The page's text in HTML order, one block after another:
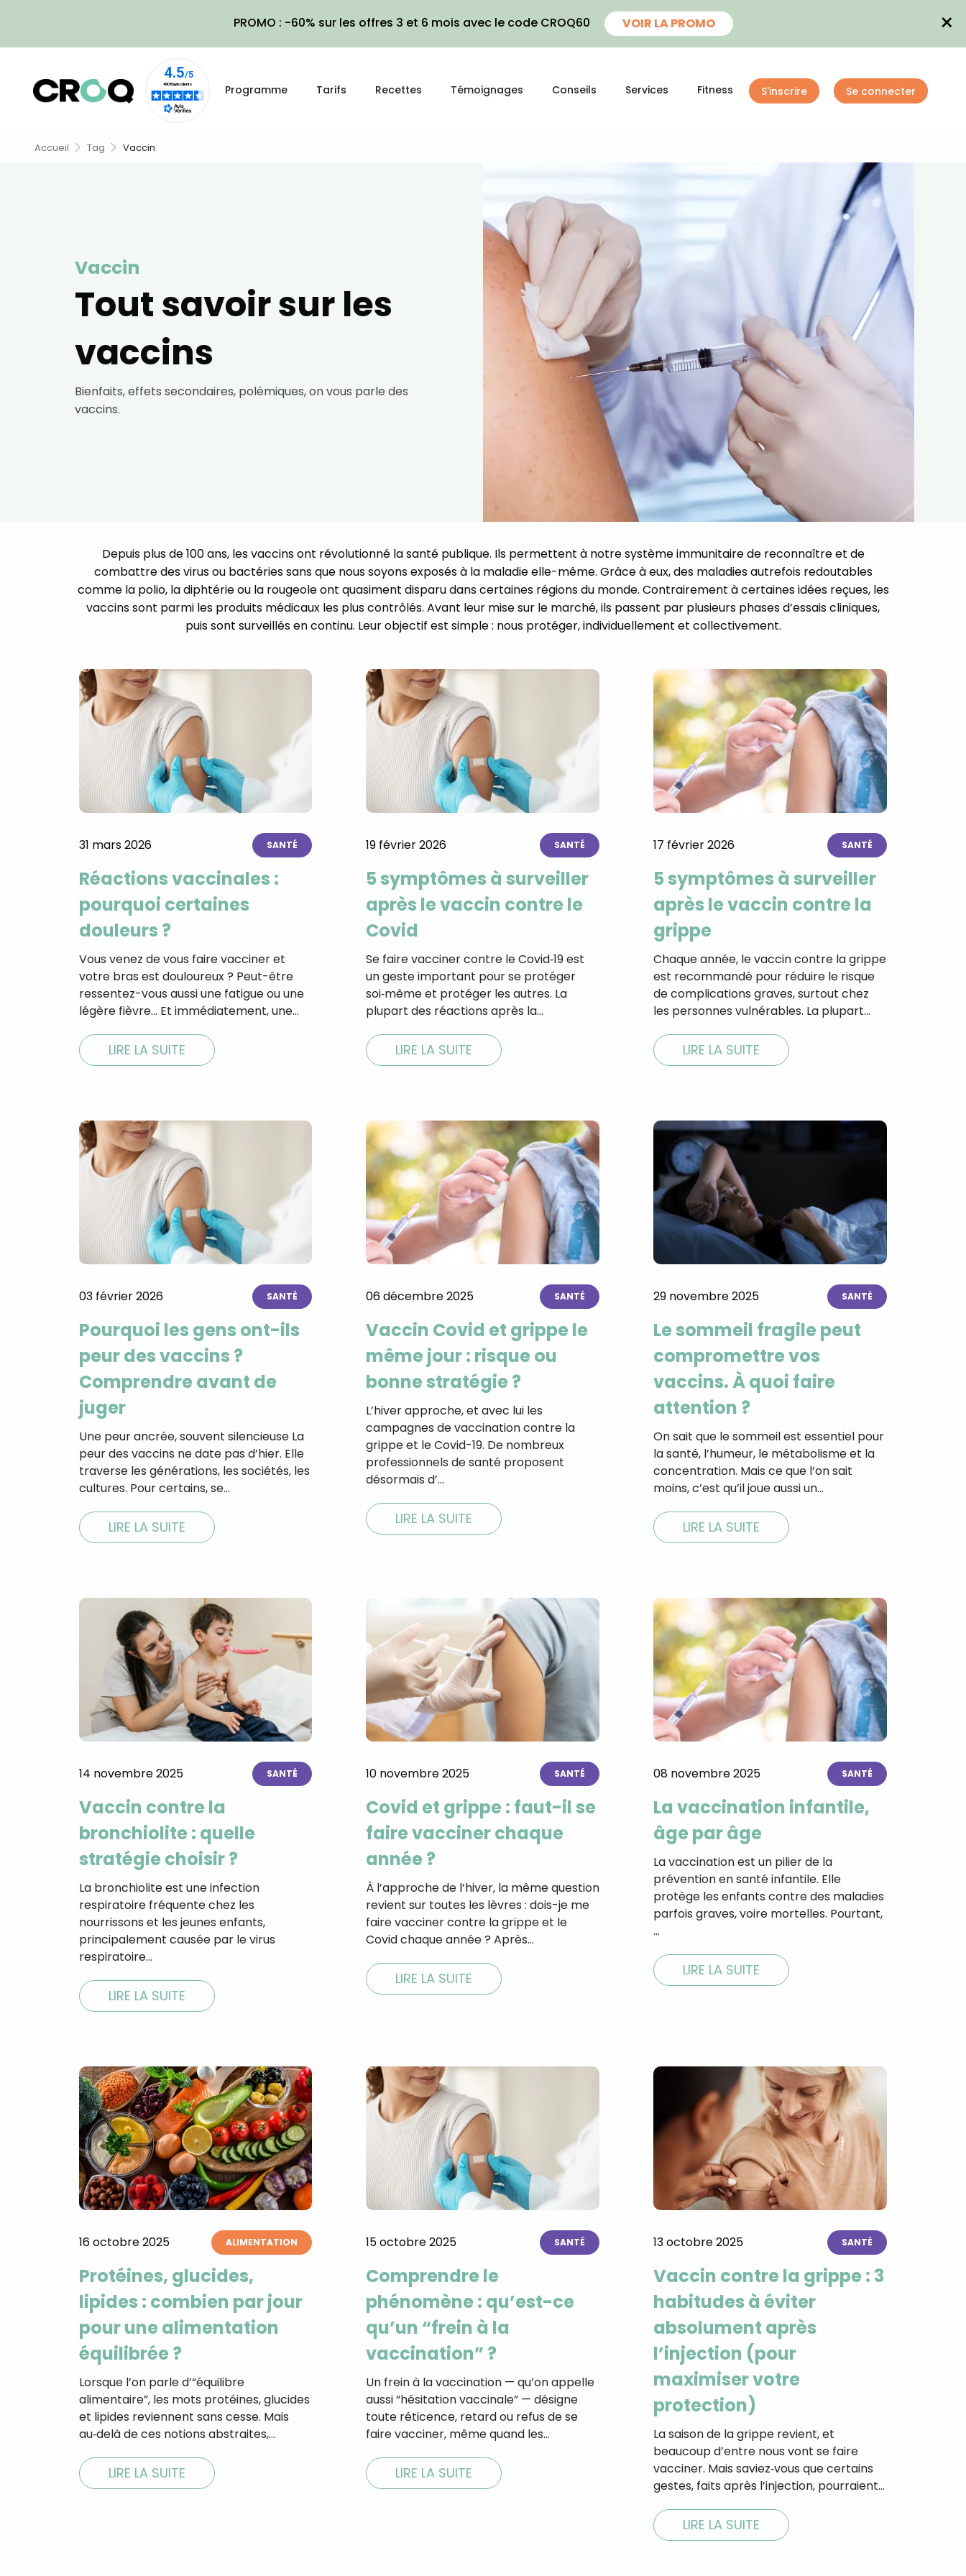
PROMO : -60% sur les offres 3 et 6 mois avec le code CROQ60 VOIR LA PROMO ×
Programme Tarifs Recettes Témoignages Conseils Services Fitness S'inscrire Se connecter
Accueil Tag Vaccin
Vaccin
Tout savoir sur les
vaccins
Bienfaits, effets secondaires, polémiques, on vous parle des
vaccins.
Depuis plus de 100 ans, les vaccins ont révolutionné la santé publique. Ils permettent à notre système immunitaire de reconnaître et de
combattre des virus ou bactéries sans que nous soyons exposés à la maladie elle-même. Grâce à eux, des maladies autrefois redoutables
comme la polio, la diphtérie ou la rougeole ont quasiment disparu dans certaines régions du monde. Contrairement à certaines idées reçues, les
vaccins sont parmi les produits médicaux les plus contrôlés. Avant leur mise sur le marché, ils passent par plusieurs phases d’essais cliniques,
puis sont surveillés en continu. Leur objectif est simple : nous protéger, individuellement et collectivement.
31 mars 2026 SANTÉ
Réactions vaccinales :
pourquoi certaines
douleurs ?
Vous venez de vous faire vacciner et
votre bras est douloureux ? Peut-être
ressentez-vous aussi une fatigue ou une
légère fièvre… Et immédiatement, une…
LIRE LA SUITE
19 février 2026 SANTÉ
5 symptômes à surveiller
après le vaccin contre le
Covid
Se faire vacciner contre le Covid‑19 est
un geste important pour se protéger
soi‑même et protéger les autres. La
plupart des réactions après la…
LIRE LA SUITE
17 février 2026 SANTÉ
5 symptômes à surveiller
après le vaccin contre la
grippe
Chaque année, le vaccin contre la grippe
est recommandé pour réduire le risque
de complications graves, surtout chez
les personnes vulnérables. La plupart…
LIRE LA SUITE
03 février 2026 SANTÉ
Pourquoi les gens ont-ils
peur des vaccins ?
Comprendre avant de
juger
Une peur ancrée, souvent silencieuse La
peur des vaccins ne date pas d’hier. Elle
traverse les générations, les sociétés, les
cultures. Pour certains, se…
LIRE LA SUITE
06 décembre 2025 SANTÉ
Vaccin Covid et grippe le
même jour : risque ou
bonne stratégie ?
L’hiver approche, et avec lui les
campagnes de vaccination contre la
grippe et le Covid-19. De nombreux
professionnels de santé proposent
désormais d’…
LIRE LA SUITE
29 novembre 2025 SANTÉ
Le sommeil fragile peut
compromettre vos
vaccins. À quoi faire
attention ?
On sait que le sommeil est essentiel pour
la santé, l’humeur, le métabolisme et la
concentration. Mais ce que l’on sait
moins, c’est qu’il joue aussi un…
LIRE LA SUITE
14 novembre 2025 SANTÉ
Vaccin contre la
bronchiolite : quelle
stratégie choisir ?
La bronchiolite est une infection
respiratoire fréquente chez les
nourrissons et les jeunes enfants,
principalement causée par le virus
respiratoire…
LIRE LA SUITE
10 novembre 2025 SANTÉ
Covid et grippe : faut-il se
faire vacciner chaque
année ?
À l’approche de l’hiver, la même question
revient sur toutes les lèvres : dois-je me
faire vacciner contre la grippe et le
Covid chaque année ? Après…
LIRE LA SUITE
08 novembre 2025 SANTÉ
La vaccination infantile,
âge par âge
La vaccination est un pilier de la
prévention en santé infantile. Elle
protège les enfants contre des maladies
parfois graves, voire mortelles. Pourtant,
…
LIRE LA SUITE
16 octobre 2025 ALIMENTATION
Protéines, glucides,
lipides : combien par jour
pour une alimentation
équilibrée ?
Lorsque l’on parle d’“équilibre
alimentaire”, les mots protéines, glucides
et lipides reviennent sans cesse. Mais
au‑delà de ces notions abstraites,…
LIRE LA SUITE
15 octobre 2025 SANTÉ
Comprendre le
phénomène : qu’est-ce
qu’un “frein à la
vaccination” ?
Un frein à la vaccination — qu’on appelle
aussi “hésitation vaccinale” — désigne
toute réticence, retard ou refus de se
faire vacciner, même quand les…
LIRE LA SUITE
13 octobre 2025 SANTÉ
Vaccin contre la grippe : 3
habitudes à éviter
absolument après
l’injection (pour
maximiser votre
protection)
La saison de la grippe revient, et
beaucoup d’entre nous vont se faire
vacciner. Mais saviez‑vous que certains
gestes, faits après l’injection, pourraient…
LIRE LA SUITE
×
Recevez gratuitement 180
recettes inédites de CROQ
Ainsi que la newsletter promotionnelle de
CROQ.
Je consens à ce que la société Digital
Prisma Players analyse le taux d'ouverture
des courriels pour mesurer et optimiser les
performances des campagnes. Nous
pourrons savoir si vous ouvrez les courriels,
l'heure à laquelle vous le faites ainsi que
des informations sur le terminal que vous
utilisez. Pour en savoir plus sur ces traceurs,
voir notrepolitique de confidentialité
Votre adresse email sera utilisée par Digital Prisma Players pour vous